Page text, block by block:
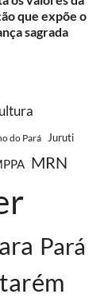
que expõe o
sagrada
do Pará Juruti
MRN
Pará